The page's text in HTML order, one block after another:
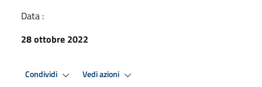
Data :
28 ottobre 2022
Condividi Vedi azioni